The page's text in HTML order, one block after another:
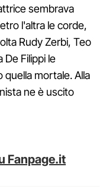
sembrava
l'altra le corde,
Rudy Zerbi, Teo
De Filippi le
mortale. Alla
ne è uscito
Fanpage.it